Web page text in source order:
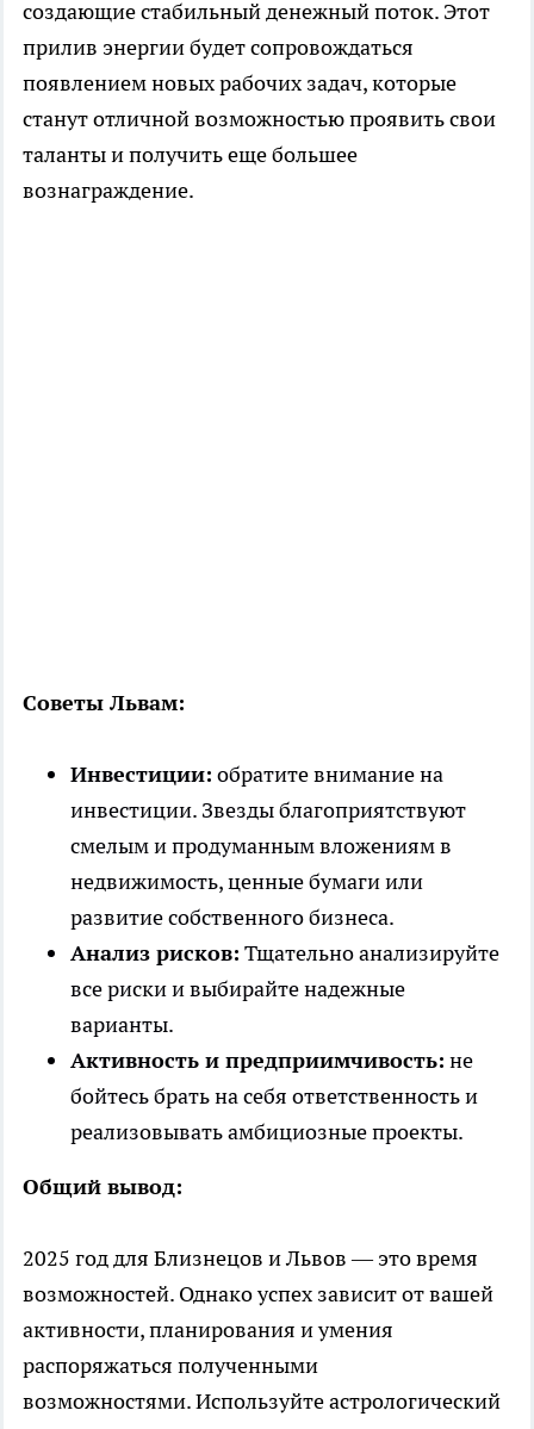
создающие стабильный денежный поток. Этот
прилив энергии будет сопровождаться
появлением новых рабочих задач, которые
станут отличной возможностью проявить свои
таланты и получить еще большее
вознаграждение.
Советы Львам:
Инвестиции: обратите внимание на
инвестиции. Звезды благоприятствуют
смелым и продуманным вложениям в
недвижимость, ценные бумаги или
развитие собственного бизнеса.
Анализ рисков: Тщательно анализируйте
все риски и выбирайте надежные
варианты.
Активность и предприимчивость: не
бойтесь брать на себя ответственность и
реализовывать амбициозные проекты.
Общий вывод:
2025 год для Близнецов и Львов — это время
возможностей. Однако успех зависит от вашей
активности, планирования и умения
распоряжаться полученными
возможностями. Используйте астрологический